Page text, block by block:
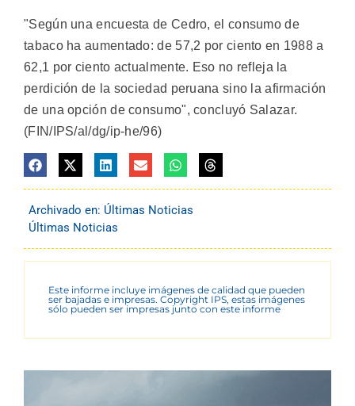
"Según una encuesta de Cedro, el consumo de
tabaco ha aumentado: de 57,2 por ciento en 1988 a
62,1 por ciento actualmente. Eso no refleja la
perdición de la sociedad peruana sino la afirmación
de una opción de consumo", concluyó Salazar.
(FIN/IPS/al/dg/ip-he/96)
Archivado en: Últimas Noticias
Últimas Noticias
Este informe incluye imágenes de calidad que pueden
ser bajadas e impresas. Copyright IPS, estas imágenes
sólo pueden ser impresas junto con este informe